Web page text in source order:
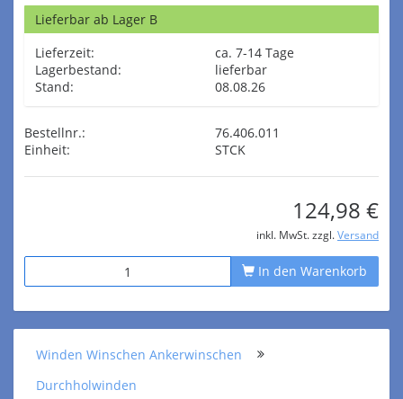
Lieferbar ab Lager B
Lieferzeit:
ca. 7-14 Tage
Lagerbestand:
lieferbar
Stand:
08.08.26
Bestellnr.:
76.406.011
Einheit:
STCK
124,98 €
inkl. MwSt. zzgl. Versand
In den Warenkorb
Winden Winschen Ankerwinschen
Durchholwinden